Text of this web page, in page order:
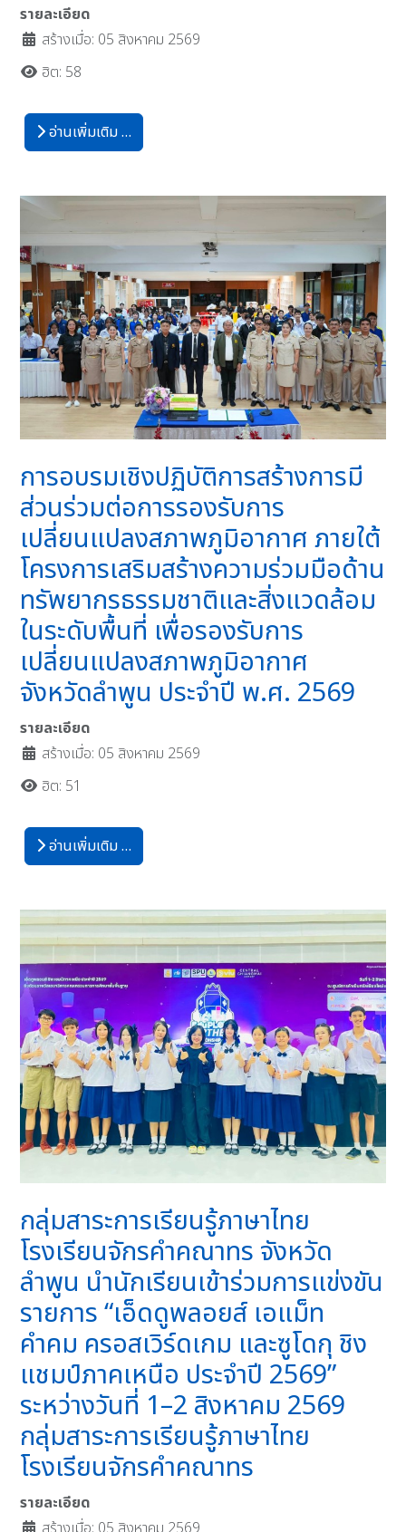
รายละเอียด
สร้างเมื่อ: 05 สิงหาคม 2569
ฮิต: 58
อ่านเพิ่มเติม …
การอบรมเชิงปฏิบัติการสร้างการมี
ส่วนร่วมต่อการรองรับการ
เปลี่ยนแปลงสภาพภูมิอากาศ ภายใต้
โครงการเสริมสร้างความร่วมมือด้าน
ทรัพยากรธรรมชาติและสิ่งแวดล้อม
ในระดับพื้นที่ เพื่อรองรับการ
เปลี่ยนแปลงสภาพภูมิอากาศ
จังหวัดลำพูน ประจำปี พ.ศ. 2569
รายละเอียด
สร้างเมื่อ: 05 สิงหาคม 2569
ฮิต: 51
อ่านเพิ่มเติม …
กลุ่มสาระการเรียนรู้ภาษาไทย
โรงเรียนจักรคำคณาทร จังหวัด
ลำพูน นำนักเรียนเข้าร่วมการแข่งขัน
รายการ “เอ็ดดูพลอยส์ เอแม็ท
คำคม ครอสเวิร์ดเกม และซูโดกุ ชิง
แชมป์ภาคเหนือ ประจำปี 2569”
ระหว่างวันที่ 1–2 สิงหาคม 2569
กลุ่มสาระการเรียนรู้ภาษาไทย
โรงเรียนจักรคำคณาทร
รายละเอียด